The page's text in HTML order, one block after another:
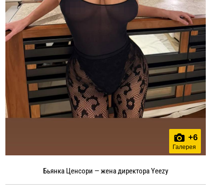
+6
Галерея
Бьянка Ценсори — жена директора Yeezy